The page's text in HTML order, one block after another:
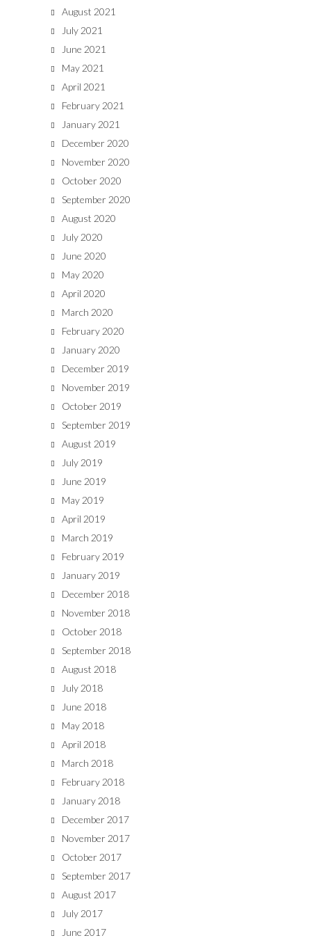
August 2021
July 2021
June 2021
May 2021
April 2021
February 2021
January 2021
December 2020
November 2020
October 2020
September 2020
August 2020
July 2020
June 2020
May 2020
April 2020
March 2020
February 2020
January 2020
December 2019
November 2019
October 2019
September 2019
August 2019
July 2019
June 2019
May 2019
April 2019
March 2019
February 2019
January 2019
December 2018
November 2018
October 2018
September 2018
August 2018
July 2018
June 2018
May 2018
April 2018
March 2018
February 2018
January 2018
December 2017
November 2017
October 2017
September 2017
August 2017
July 2017
June 2017